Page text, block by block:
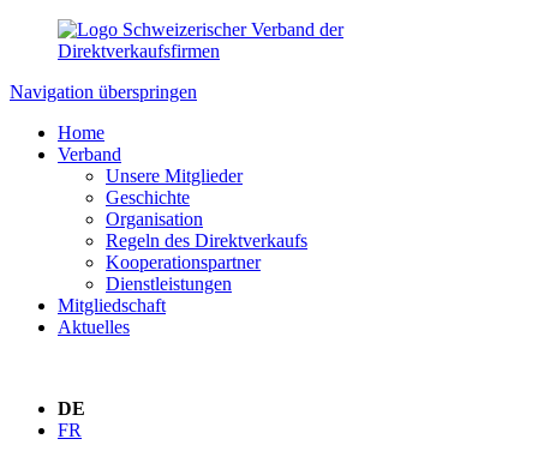
Navigation überspringen
Home
Verband
Unsere Mitglieder
Geschichte
Organisation
Regeln des Direktverkaufs
Kooperationspartner
Dienstleistungen
Mitgliedschaft
Aktuelles
DE
FR